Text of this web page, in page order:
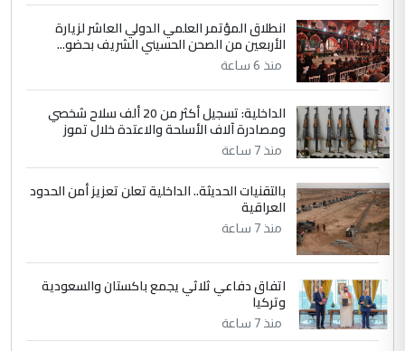
4 سردار
التعليق : واحد من عصابة علي ماما يسقط
جنسية الرافد الثالث للعراق ومن اصول عريقة
الموضوع :
الجواهري يرد على صدام حسين سل
مضجعيك يابن الزنا (نص كامل)
5 سردار
التعليق : واحد من عصابة علي ماما يسقط
جنسية الرافد الثالث للعراق ومن اصول عريقة
ابا فرات ...
الموضوع :
الجواهري يرد على صدام حسين سل
مضجعيك يابن الزنا (نص كامل)
انطلاق المؤتمر العلمي الدولي العاشر لزيارة
الأربعين من الصحن الحسيني الشريف بحضو...
منذ 6 ساعة
الداخلية: تسجيل أكثر من 20 ألف سلاح شخصي
ومصادرة آلاف الأسلحة والاعتدة خلال تموز
منذ 7 ساعة
بالتقنيات الحديثة.. الداخلية تعلن تعزيز أمن الحدود
العراقية
منذ 7 ساعة
اتفاق دفاعي ثلاثي يجمع باكستان والسعودية
وتركيا
منذ 7 ساعة